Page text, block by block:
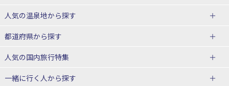
東北
青森県
宮城県
山形県
北海道ホテル・旅館
青森県ホテル・旅館
宮城県ホテル・旅館
人気の温泉地から探す
北海道
湯の川温泉(北海道)
十勝川温泉(北海道)
都道府県から探す
北海道旅行・ツアー
人気の国内旅行特集
東京ディズニーリゾート®への旅
ユニバーサル・スタジオ・ジャパ
一緒に行く人から探す